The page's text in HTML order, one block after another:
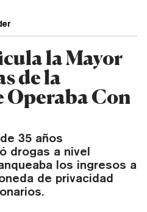
la Mayor
de la
Con
35 años
drogas a nivel
los ingresos a
de privacidad